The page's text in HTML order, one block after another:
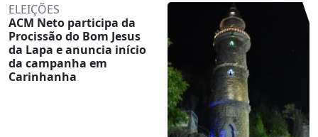
ELEIÇÕES
ACM Neto participa da
Procissão do Bom Jesus
da Lapa e anuncia início
da campanha em
Carinhanha